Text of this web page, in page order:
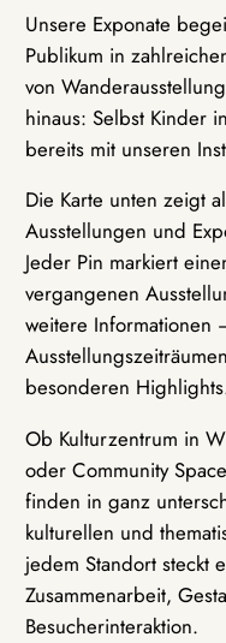
Unsere Exponate
Publikum in
von
hinaus: Selbst Kinder
bereits mit unseren
Die Karte unten zeigt
Ausstellungen und
Jeder Pin markiert
vergangenen
weitere Informationen
besonderen
Ob Kulturzentrum in
oder Community
finden in ganz
kulturellen und
jedem Standort steckt
Zusammenarbeit,
Besucherinteraktion.